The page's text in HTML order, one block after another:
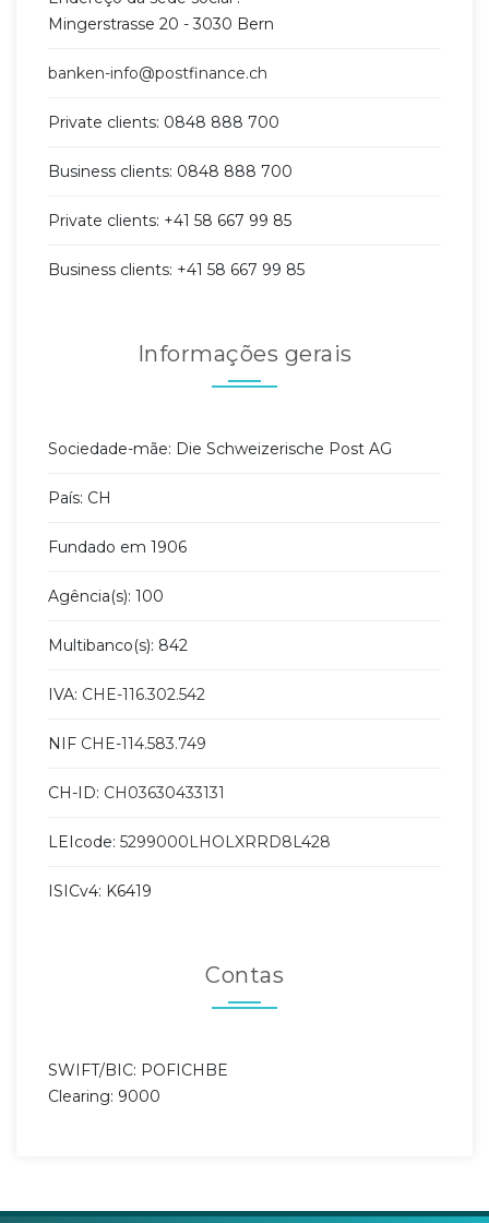
Mingerstrasse 20 - 3030 Bern
banken-info@postfinance.ch
Private clients: 0848 888 700
Business clients: 0848 888 700
Private clients: +41 58 667 99 85
Business clients: +41 58 667 99 85
Informações gerais
Sociedade-mãe: Die Schweizerische Post AG
País: CH
Fundado em 1906
Agência(s): 100
Multibanco(s): 842
IVA: CHE-116.302.542
NIF CHE-114.583.749
CH-ID: CH03630433131
LEIcode: 5299000LHOLXRRD8L428
ISICv4: K6419
Contas
SWIFT/BIC: POFICHBE
Clearing: 9000